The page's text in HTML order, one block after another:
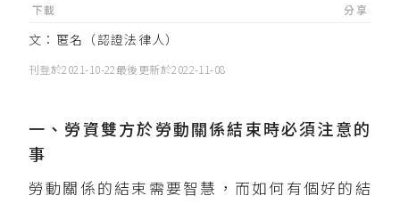
文：匿名（認證法律人）
刊登於2021-10-22最後更新於2022-11-08
一、勞資雙方於勞動關係結束時必須注意的
事
勞動關係的結束需要智慧，而如何有個好的結
下載 分享